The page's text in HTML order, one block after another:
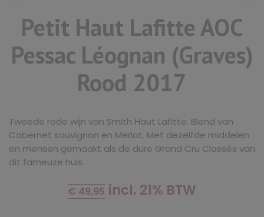
Petit Haut Lafitte AOC
Pessac Léognan (Graves)
Rood 2017
Tweede rode wijn van Smith Haut Lafitte. Blend van
Cabernet sauvignon en Merlot. Met dezelfde middelen
en mensen gemaakt als de dure Grand Cru Classés van
dit fameuze huis.
€ 49,95 incl. 21% BTW